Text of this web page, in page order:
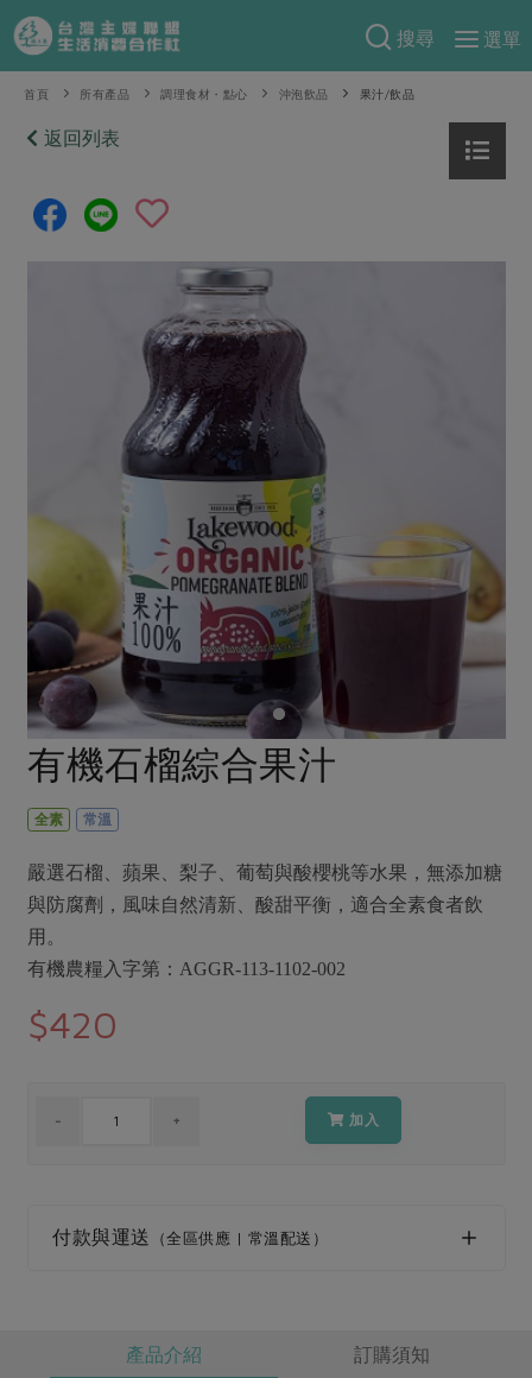
搜尋
選單
產品分類
當季蔬果
芽苗類
乳製品
米麵雜糧
肉品・水產
畜產肉類 水產
水畜加工品
調理食材・點心
調味醬料/南北貨 烘焙
休閒零嘴 沖泡飲品
保健食品
美妝保養 個人清潔
家庭清潔
日用品 圖書禮品
防災用品
食譜料理
食材
料理方式
烘焙．點心
醬料
湯品．鍋物
漬物
異國料理
年菜食譜
特別企畫
把最好的台灣味帶回家！
防災用品預購圓滿結束
2026年端午節預購圓滿結束
更多預購活動
當季產品
合作25-經典快閃最後一週
合作25-精選產品第四彈
合作25-精選產品第三彈
更多當季產品
議題活動
主婦聯盟X樂齡網特約優惠案
2024農業發展計畫年度報告
更多議題活動
把最好的台灣味帶回家！
一籃菜真心話
合作聯合國
生活提案
親子食育
廚房瑜伽
關注議題
惜食
非基改運動 支持本土農糧
廢核運動 能源議題
減添加物 減塑減廢
公益金
更多議題
員工與求才
產品檢驗
自主把關
檢驗報告
硝酸鹽檢驗
社員權益
社務專區
選舉專區
最新消息
社務會議 地區活動
首頁 所有產品 調理食材・點心 沖泡飲品 果汁/飲品
返回列表
有機石榴綜合果汁
全素 常溫
嚴選石榴、蘋果、梨子、葡萄與酸櫻桃等水果，無添加糖
與防腐劑，風味自然清新、酸甜平衡，適合全素食者飲
用。
有機農糧入字第：AGGR-113-1102-002
$420
加入
付款與運送 （全區供應 | 常溫配送）
產品介紹 訂購須知